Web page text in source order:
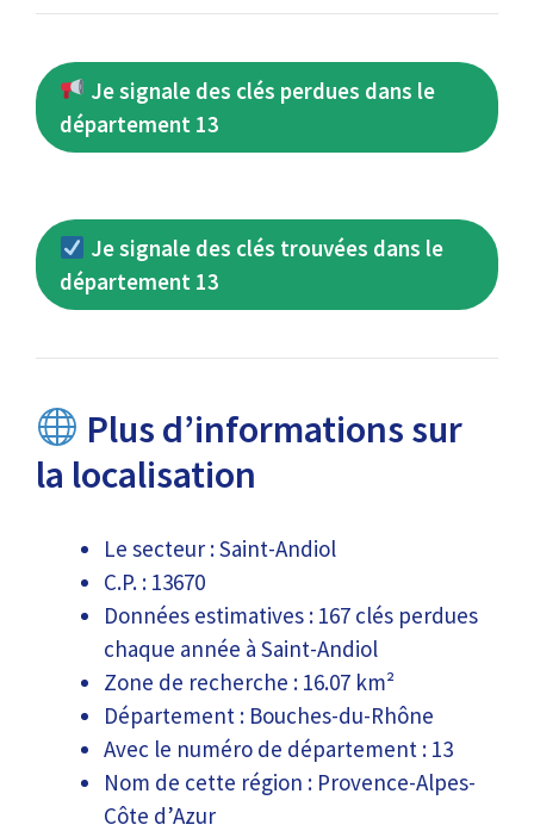
Je signale des clés perdues dans le
département 13
Je signale des clés trouvées dans le
département 13
Plus d’informations sur
la localisation
Le secteur : Saint-Andiol
C.P. : 13670
Données estimatives : 167 clés perdues
chaque année à Saint-Andiol
Zone de recherche : 16.07 km²
Département : Bouches-du-Rhône
Avec le numéro de département : 13
Nom de cette région : Provence-Alpes-
Côte d’Azur